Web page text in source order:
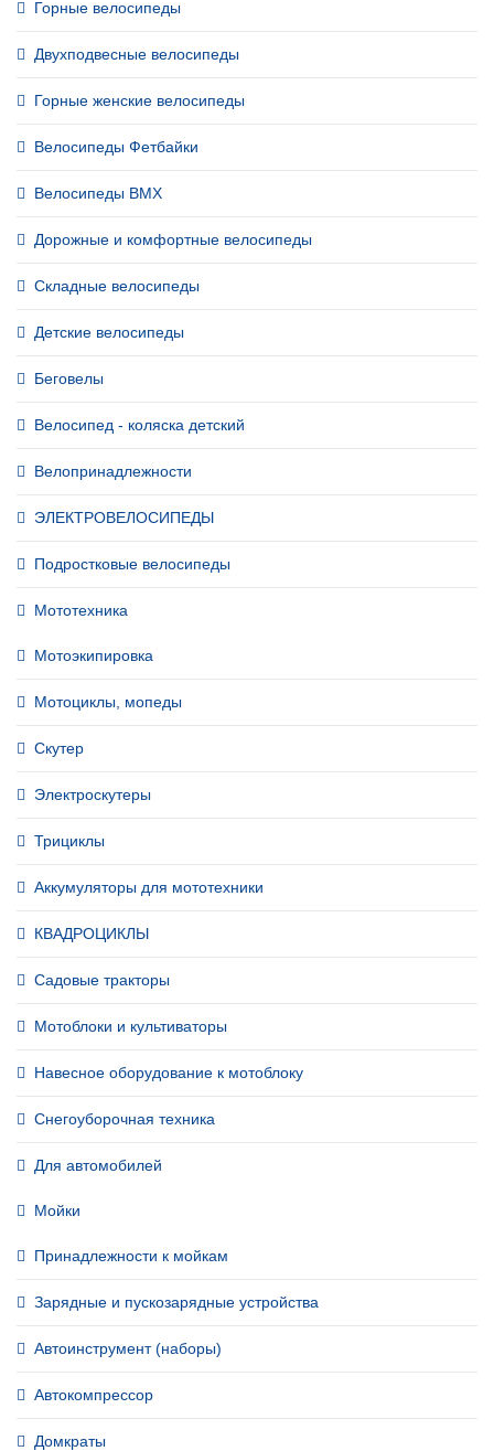
Горные велосипеды
Двухподвесные велосипеды
Горные женские велосипеды
Велосипеды Фетбайки
Велосипеды BMX
Дорожные и комфортные велосипеды
Складные велосипеды
Детские велосипеды
Беговелы
Велосипед - коляска детский
Велопринадлежности
ЭЛЕКТРОВЕЛОСИПЕДЫ
Подростковые велосипеды
Мототехника
Мотоэкипировка
Мотоциклы, мопеды
Скутер
Электроскутеры
Трициклы
Аккумуляторы для мототехники
КВАДРОЦИКЛЫ
Садовые тракторы
Мотоблоки и культиваторы
Навесное оборудование к мотоблоку
Снегоуборочная техника
Для автомобилей
Мойки
Принадлежности к мойкам
Зарядные и пускозарядные устройства
Автоинструмент (наборы)
Автокомпрессор
Домкраты